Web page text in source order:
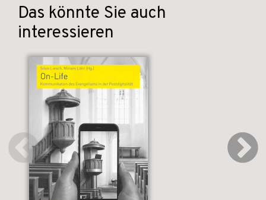
Das könnte Sie auch
interessieren